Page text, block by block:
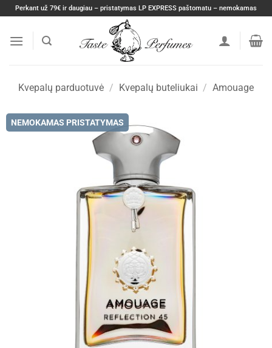
Skip
content
Perkant už 79€ ir daugiau – pristatymas LP EXPRESS paštomatu – nemokamas
Kvepalų parduotuvė / Kvepalų buteliukai / Amouage
NEMOKAMAS PRISTATYMAS